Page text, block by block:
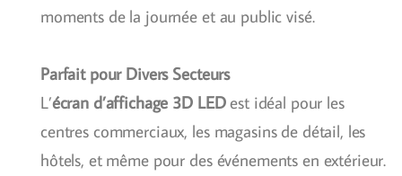
moments de la journée et au public visé.
Parfait pour Divers Secteurs
L’écran d’affichage 3D LEDest idéal pour les
centres commerciaux, les magasins de détail, les
hôtels, et même pour des événements en extérieur.